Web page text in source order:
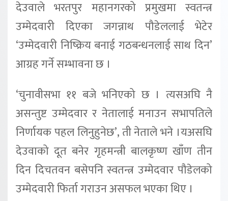
देउवाले भरतपुर महानगरको प्रमुखमा स्वतन्त्र
उम्मेदवारी दिएका जगन्नाथ पौडेललाई भेटेर
‘उम्मेदवारी निष्क्रिय बनाई गठबन्धनलाई साथ दिन’
आग्रह गर्ने सम्भावना छ ।
‘चुनावीसभा ११ बजे भनिएको छ । त्यसअघि नै
असन्तुष्ट उम्मेदवार र नेतालाई मनाउन सभापतिले
निर्णायक पहल लिनुहुनेछ’, ती नेताले भने ।यअसघि
देउवाको दूत बनेर गृहमन्त्री बालकृष्ण खाँण तीन
दिन दिचतवन बसेपनि स्वतन्त्र उम्मेदवार पौडेलको
उम्मेदवारी फिर्ता गराउन असफल भएका थिए ।